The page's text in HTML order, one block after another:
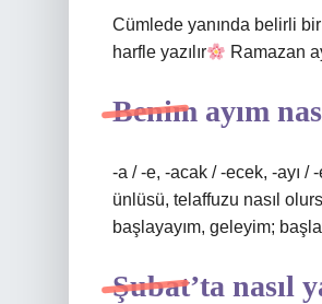
Cümlede yanında belirli
harfle yazılır
Ramazan
Benim ayım
-a / -e, -acak / -ecek, -ayı
ünlüsü, telaffuzu nasıl
başlayayım, geleyim;
Şubat’ta nasıl